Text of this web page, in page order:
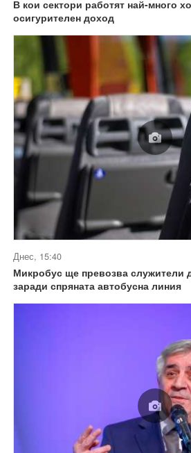
В кои сектори работят най-много
осигурителен доход
Днес, 15:40
Микробус ще превозва служители
заради спряната автобусна линия